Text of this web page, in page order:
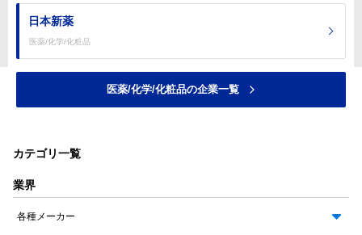
日本新薬
医薬/化学/化粧品
医薬/化学/化粧品の企業一覧
カテゴリ一覧
業界
各種メーカー